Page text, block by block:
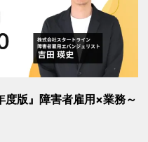
版』障害者雇用×業務～